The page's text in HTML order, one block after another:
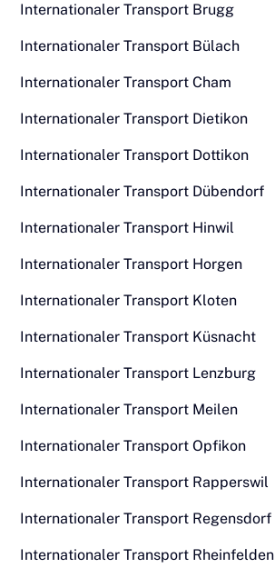
Internationaler Transport Brugg
Internationaler Transport Bülach
Internationaler Transport Cham
Internationaler Transport Dietikon
Internationaler Transport Dottikon
Internationaler Transport Dübendorf
Internationaler Transport Hinwil
Internationaler Transport Horgen
Internationaler Transport Kloten
Internationaler Transport Küsnacht
Internationaler Transport Lenzburg
Internationaler Transport Meilen
Internationaler Transport Opfikon
Internationaler Transport Rapperswil
Internationaler Transport Regensdorf
Internationaler Transport Rheinfelden